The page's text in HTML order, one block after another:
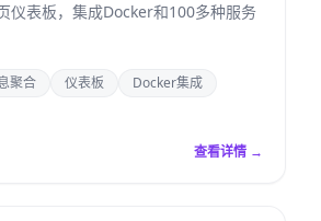
仪表板，集成Docker和100多种服务
聚合 仪表板
Docker集成
查看详情 →